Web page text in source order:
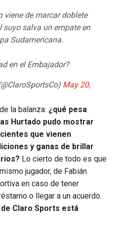
viene de marcar doblete
suyo salva un empate en
Sudamericana.
en el Embajador?
May 20,
la balanza: ¿qué pesa
Hurtado pudo mostrar
que vienen
y ganas de brillar
Lo cierto de todo es que
jugador, de Fabián
en caso de tener
o llegar a un acuerdo.
Claro Sports está